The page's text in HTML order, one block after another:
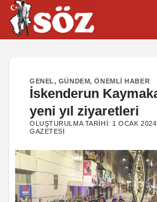
İçeriğe
atla
GENEL, GÜNDEM,ÖNEMLI HABER
İskenderun
yeni yıl ziyaretleri
OLUŞTURULMA TARIHI: 1 OCAK
GAZETESI